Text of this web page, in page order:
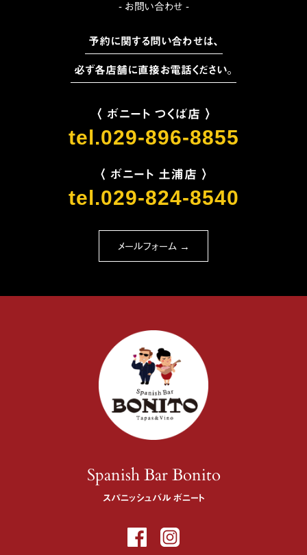
- お問い合わせ -
予約に関する問い合わせは、
必ず各店舗に直接お電話ください。
〈 ボニート つくば店 〉
tel.029-896-8855
〈 ボニート 土浦店 〉
tel.029-824-8540
メールフォーム →
Spanish Bar Bonito
スパニッシュバル ボニート